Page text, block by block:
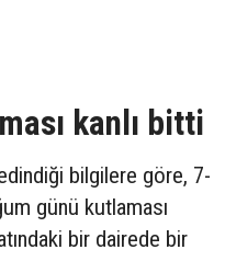
kanlı bitti
bilgilere göre, 7-
günü kutlaması
bir dairede bir